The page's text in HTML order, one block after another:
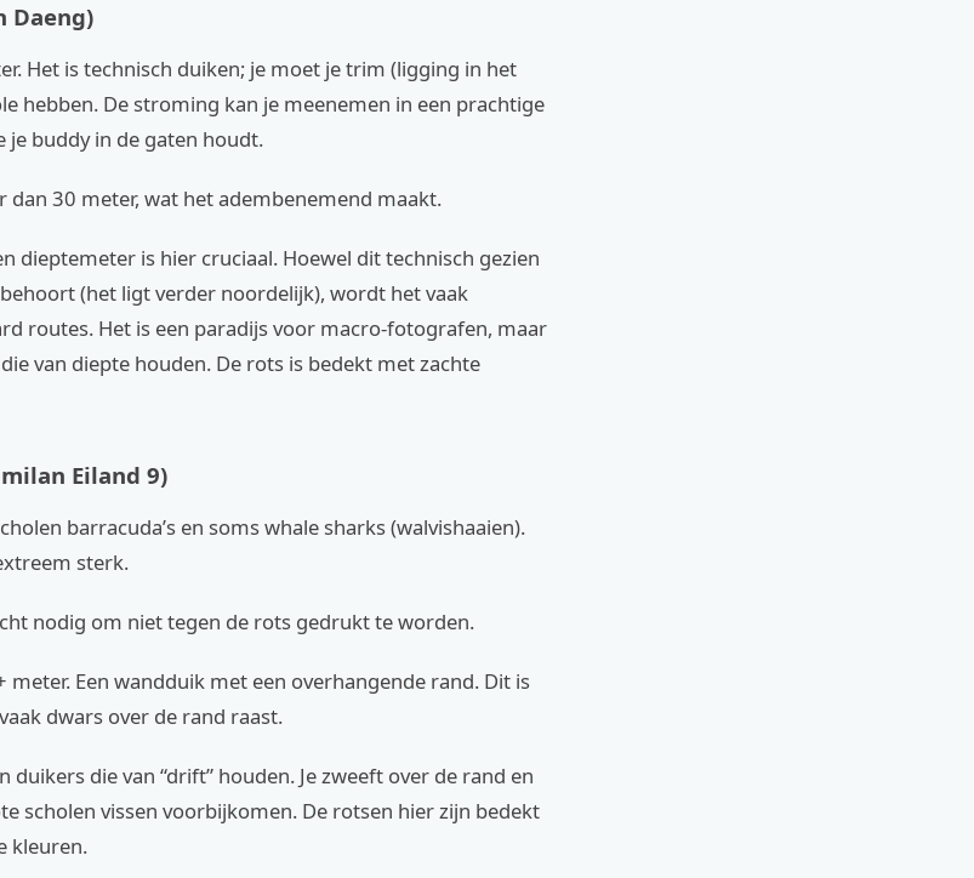
Daeng)
Het is technisch duiken; je moet je trim (ligging in het
hebben. De stroming kan je meenemen in een prachtige
buddy in de gaten houdt.
dan 30 meter, wat het adembenemend maakt.
dieptemeter is hier cruciaal. Hoewel dit technisch gezien
(het ligt verder noordelijk), wordt het vaak
routes. Het is een paradijs voor macro-fotografen, maar
van diepte houden. De rots is bedekt met zachte
Eiland 9)
barracuda’s en soms whale sharks (walvishaaien).
sterk.
nodig om niet tegen de rots gedrukt te worden.
Een wandduik met een overhangende rand. Dit is
dwars over de rand raast.
duikers die van “drift” houden. Je zweeft over de rand en
scholen vissen voorbijkomen. De rotsen hier zijn bedekt
kleuren.